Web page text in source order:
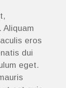
Aliquam
eros
dui
eget.